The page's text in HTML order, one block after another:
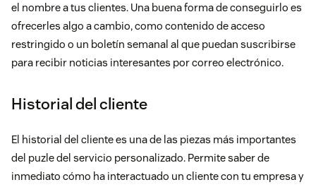
el nombre a tus clientes. Una buena forma de conseguirlo es
ofrecerles algo a cambio, como contenido de acceso
restringido o un boletín semanal al que puedan suscribirse
para recibir noticias interesantes por correo electrónico.
Historial del cliente
El historial del cliente es una de las piezas más importantes
del puzle del servicio personalizado. Permite saber de
inmediato cómo ha interactuado un cliente con tu empresa y